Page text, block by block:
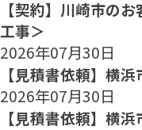
【契約】川崎市の
工事＞
2026年07月30日
【見積書依頼】横
2026年07月30日
【見積書依頼】横